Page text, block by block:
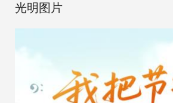
光明图片